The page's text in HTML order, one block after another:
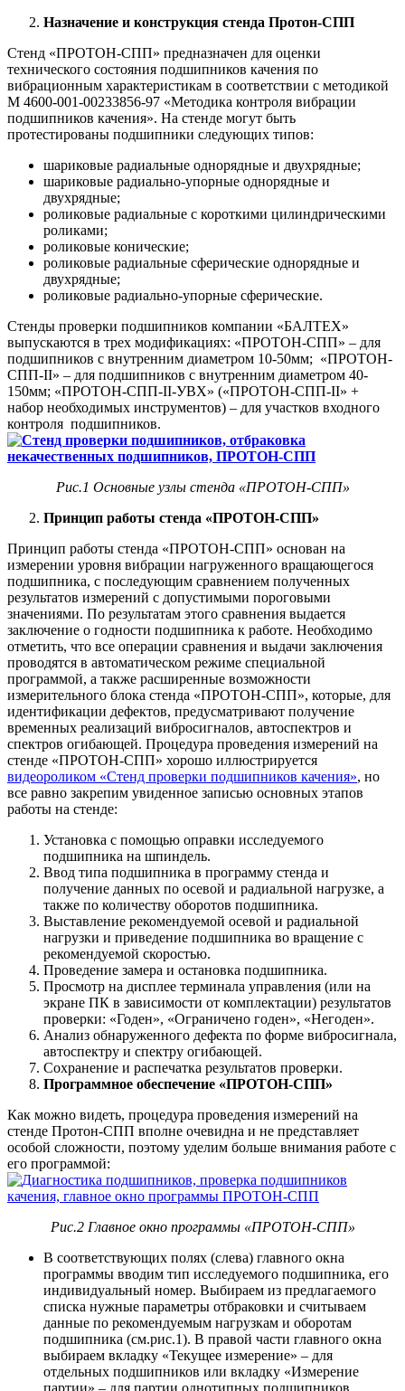
Назначение и конструкция стенда Протон-СПП
Стенд «ПРОТОН-СПП» предназначен для оценки
технического состояния подшипников качения по
вибрационным характеристикам в соответствии с методикой
М 4600-001-00233856-97 «Методика контроля вибрации
подшипников качения». На стенде могут быть
протестированы подшипники следующих типов:
шариковые радиальные однорядные и двухрядные;
шариковые радиально-упорные однорядные и
двухрядные;
роликовые радиальные с короткими цилиндрическими
роликами;
роликовые конические;
роликовые радиальные сферические однорядные и
двухрядные;
роликовые радиально-упорные сферические.
Стенды проверки подшипников компании «БАЛТЕХ»
выпускаются в трех модификациях: «ПРОТОН-СПП» – для
подшипников с внутренним диаметром 10-50мм; «ПРОТОН-
СПП-II» – для подшипников с внутренним диаметром 40-
150мм; «ПРОТОН-СПП-II-УВХ» («ПРОТОН-СПП-II» +
набор необходимых инструментов) – для участков входного
контроля подшипников.
Рис.1 Основные узлы стенда «ПРОТОН-СПП»
Принцип работы стенда «ПРОТОН-СПП»
Принцип работы стенда «ПРОТОН-СПП» основан на
измерении уровня вибрации нагруженного вращающегося
подшипника, с последующим сравнением полученных
результатов измерений с допустимыми пороговыми
значениями. По результатам этого сравнения выдается
заключение о годности подшипника к работе. Необходимо
отметить, что все операции сравнения и выдачи заключения
проводятся в автоматическом режиме специальной
программой, а также расширенные возможности
измерительного блока стенда «ПРОТОН-СПП», которые, для
идентификации дефектов, предусматривают получение
временных реализаций вибросигналов, автоспектров и
спектров огибающей. Процедура проведения измерений на
стенде «ПРОТОН-СПП» хорошо иллюстрируется
видеороликом «Стенд проверки подшипников качения», но
все равно закрепим увиденное записью основных этапов
работы на стенде:
Установка с помощью оправки исследуемого
подшипника на шпиндель.
Ввод типа подшипника в программу стенда и
получение данных по осевой и радиальной нагрузке, а
также по количеству оборотов подшипника.
Выставление рекомендуемой осевой и радиальной
нагрузки и приведение подшипника во вращение с
рекомендуемой скоростью.
Проведение замера и остановка подшипника.
Просмотр на дисплее терминала управления (или на
экране ПК в зависимости от комплектации) результатов
проверки: «Годен», «Ограничено годен», «Негоден».
Анализ обнаруженного дефекта по форме вибросигнала,
автоспектру и спектру огибающей.
Сохранение и распечатка результатов проверки.
Программное обеспечение «ПРОТОН-СПП»
Как можно видеть, процедура проведения измерений на
стенде Протон-СПП вполне очевидна и не представляет
особой сложности, поэтому уделим больше внимания работе с
его программой:
Рис.2 Главное окно программы «ПРОТОН-СПП»
В соответствующих полях (слева) главного окна
программы вводим тип исследуемого подшипника, его
индивидуальный номер. Выбираем из предлагаемого
списка нужные параметры отбраковки и считываем
данные по рекомендуемым нагрузкам и оборотам
подшипника (см.рис.1). В правой части главного окна
выбираем вкладку «Текущее измерение» – для
отдельных подшипников или вкладку «Измерение
партии» – для партии однотипных подшипников.